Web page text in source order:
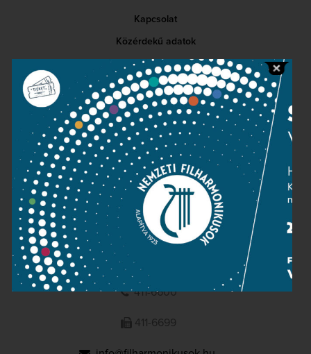
Kapcsolat
Közérdekű adatok
Sajtószoba
Adatvédelem
Impresszum
NEMZETI
FILHARMONIKUSOK
1095 Budapest, Komor Marcell u. 1. (Müpa)
411-6600
411-6699